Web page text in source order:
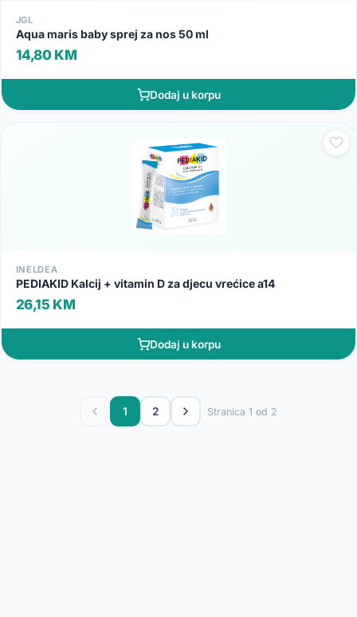
JGL
Aqua maris baby sprej za nos 50 ml
14,80 KM
Dodaj u korpu
INELDEA
PEDIAKID Kalcij + vitamin D za djecu vrećice a14
26,15 KM
Dodaj u korpu
1 2 Stranica 1 od 2